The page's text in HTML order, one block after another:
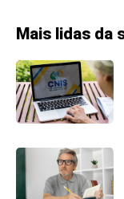
Mais lidas da